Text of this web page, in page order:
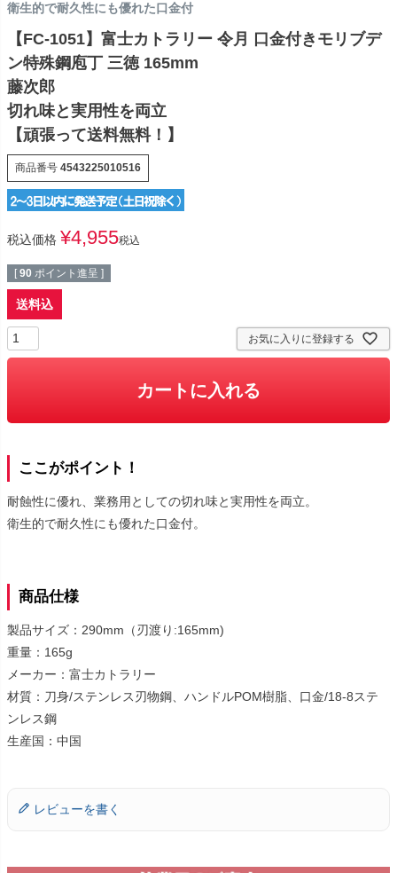
衛生的で耐久性にも優れた口金付
【FC-1051】富士カトラリー 令月 口金付きモリブデ
ン特殊鋼庖丁 三徳 165mm
藤次郎
切れ味と実用性を両立
【頑張って送料無料！】
商品番号 4543225010516
税込価格 ¥4,955税込
[ 90 ポイント進呈 ]
送料込
お気に入りに登録する
カートに入れる
ここがポイント！
耐蝕性に優れ、業務用としての切れ味と実用性を両立。
衛生的で耐久性にも優れた口金付。
商品仕様
製品サイズ：290mm（刃渡り:165mm)
重量：165g
メーカー：富士カトラリー
材質：刀身/ステンレス刃物鋼、ハンドルPOM樹脂、口金/18-8ステ
ンレス鋼
生産国：中国
レビューを書く